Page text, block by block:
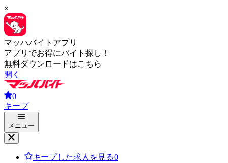
×
マッハバイトアプリ
アプリでお得にバイト探し！
無料ダウンロードはこちら
開く
0
キープ
メニュー
キープした求人を見る0